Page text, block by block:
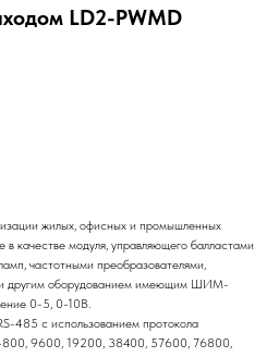
LD2-PWMD
жилых, офисных и промышленных
качестве модуля, управляющего балластами
частотными преобразователями,
и другим оборудованием имеющим ШИМ-
0-5, 0-10В.
485 с использованием протокола
9600, 19200, 38400, 57600, 76800,